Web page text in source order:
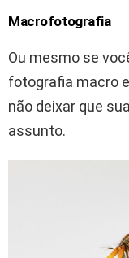
Macrofotografia
Ou mesmo se
fotografia macro
não deixar que
assunto.